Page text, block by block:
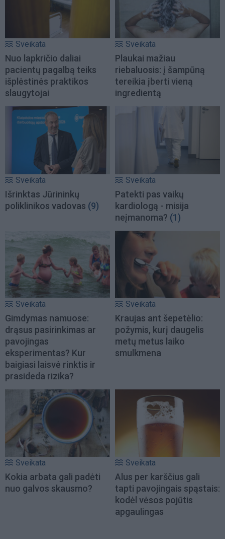
Sveikata
Nuo lapkričio daliai
pacientų pagalbą teiks
išplėstinės praktikos
slaugytojai
Sveikata
Plaukai mažiau
riebaluosis: į šampūną
tereikia įberti vieną
ingredientą
Sveikata
Išrinktas Jūrininkų
poliklinikos vadovas (9)
Sveikata
Patekti pas vaikų
kardiologą - misija
neįmanoma? (1)
Sveikata
Gimdymas namuose:
drąsus pasirinkimas ar
pavojingas
eksperimentas? Kur
baigiasi laisvė rinktis ir
prasideda rizika?
Sveikata
Kraujas ant šepetėlio:
požymis, kurį daugelis
metų metus laiko
smulkmena
Sveikata
Kokia arbata gali padėti
nuo galvos skausmo?
Sveikata
Alus per karščius gali
tapti pavojingais spąstais:
kodėl vėsos pojūtis
apgaulingas